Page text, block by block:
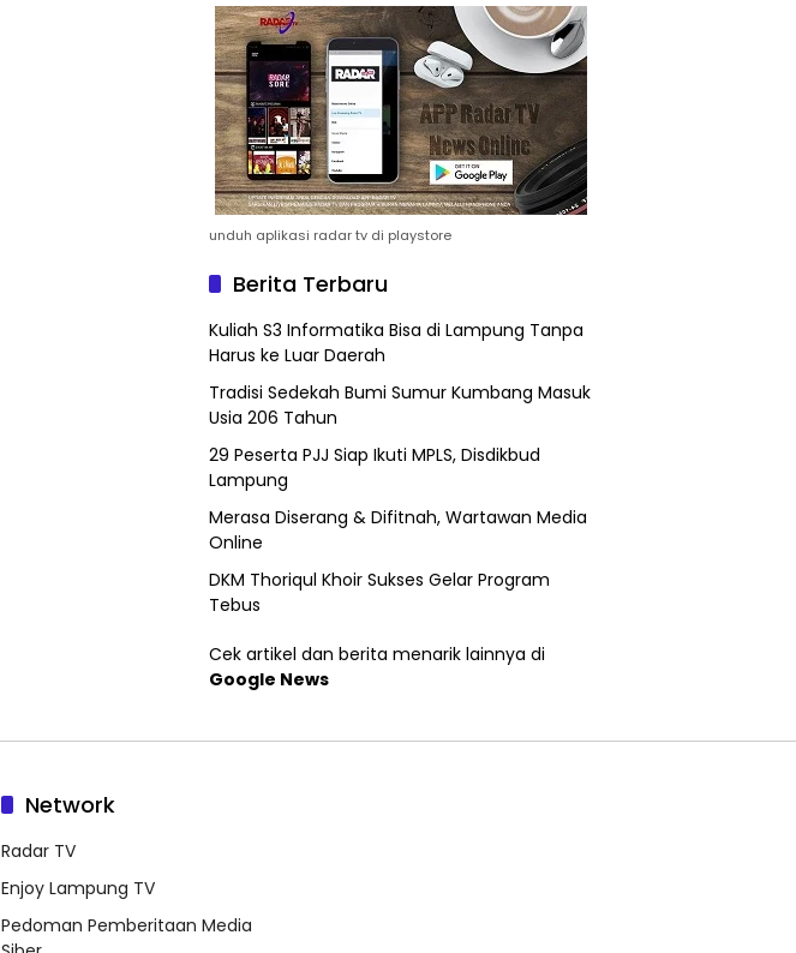
unduh aplikasi radar tv di playstore
Berita Terbaru
Kuliah S3 Informatika Bisa di Lampung Tanpa
Harus ke Luar Daerah
Tradisi Sedekah Bumi Sumur Kumbang Masuk
Usia 206 Tahun
29 Peserta PJJ Siap Ikuti MPLS, Disdikbud
Lampung
Merasa Diserang & Difitnah, Wartawan Media
Online
DKM Thoriqul Khoir Sukses Gelar Program
Tebus
Cek artikel dan berita menarik lainnya di
Google News
Network
Radar TV
Enjoy Lampung TV
Pedoman Pemberitaan Media